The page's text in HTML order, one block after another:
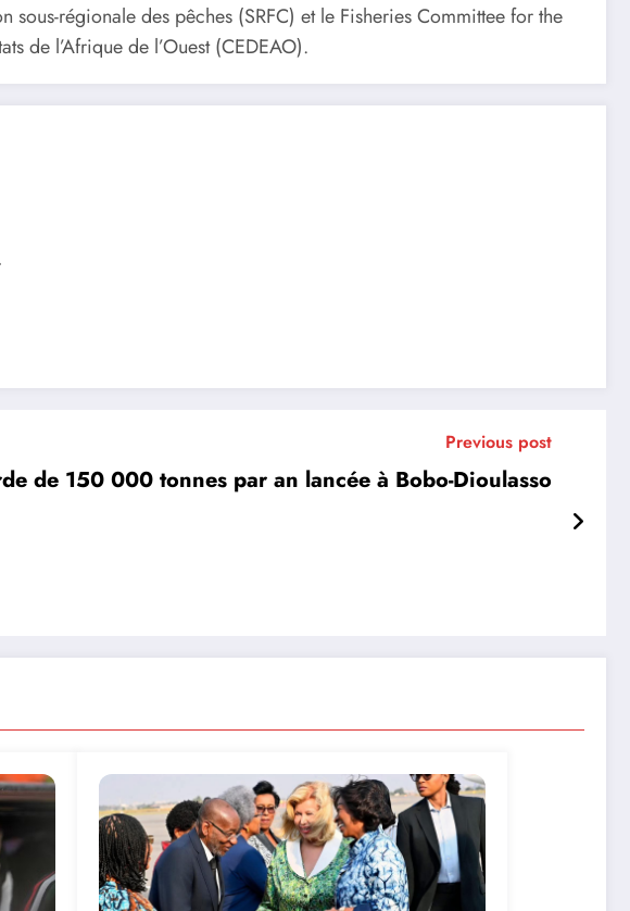
régionale des pêches (SRFC) et le Fisheries Committee for the
de l’Afrique de l’Ouest (CEDEAO).
Previous post
de 150 000 tonnes par an lancée à Bobo-Dioulasso